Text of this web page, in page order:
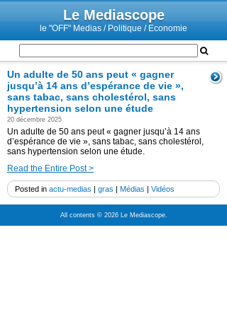
Le Mediascope
le "OFF" Medias / Politique / Economie
Un adulte de 50 ans peut « gagner
jusqu’à 14 ans d’espérance de vie »,
sans tabac, sans cholestérol, sans
hypertension selon une étude
20 décembre 2025
Un adulte de 50 ans peut « gagner jusqu’à 14 ans
d’espérance de vie », sans tabac, sans cholestérol,
sans hypertension selon une étude.
Read the Entire Post >
Posted in actu-medias | gras | Médias | Vidéos
All contents © 2026 Le Mediascope.